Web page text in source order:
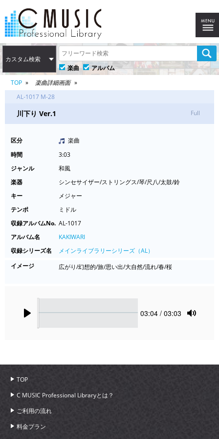
カスタム検索
楽曲
アルバム
TOP
楽曲詳細画面
AL-1017 M-28
川下り Ver.1 Full
区分
楽曲
時間
3:03
ジャンル
和風
楽器
シンセサイザー/ストリングス/琴/尺八/太鼓/鈴
キー
メジャー
テンポ
ミドル
収録アルバムNo. AL-1017
アルバム名
KAKIWARI
収録シリーズ名
メインライブラリーシリーズ（AL）
イメージ
広がり/幻想的/旅/思い出/大自然/流れ/春/桜
Current
03:04 / 03:03
TOP
C MUSIC Professional Libraryとは？
ご利用の流れ
料金プラン